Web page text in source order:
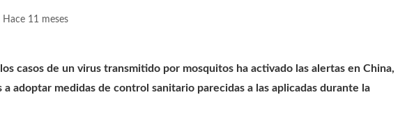
Hace 11 meses
casos de un virus transmitido por mosquitos ha activado las alertas en China,
a adoptar medidas de control sanitario parecidas a las aplicadas durante la